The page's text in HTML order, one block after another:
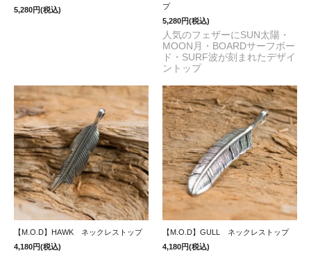
5,280円(税込)
プ
5,280円(税込)
人気のフェザーにSUN太陽・
MOON月・BOARDサーフボー
ド・SURF波が刻まれたデザイ
ントップ
【M.O.D】HAWK ネックレストップ
4,180円(税込)
【M.O.D】GULL ネックレストップ
4,180円(税込)